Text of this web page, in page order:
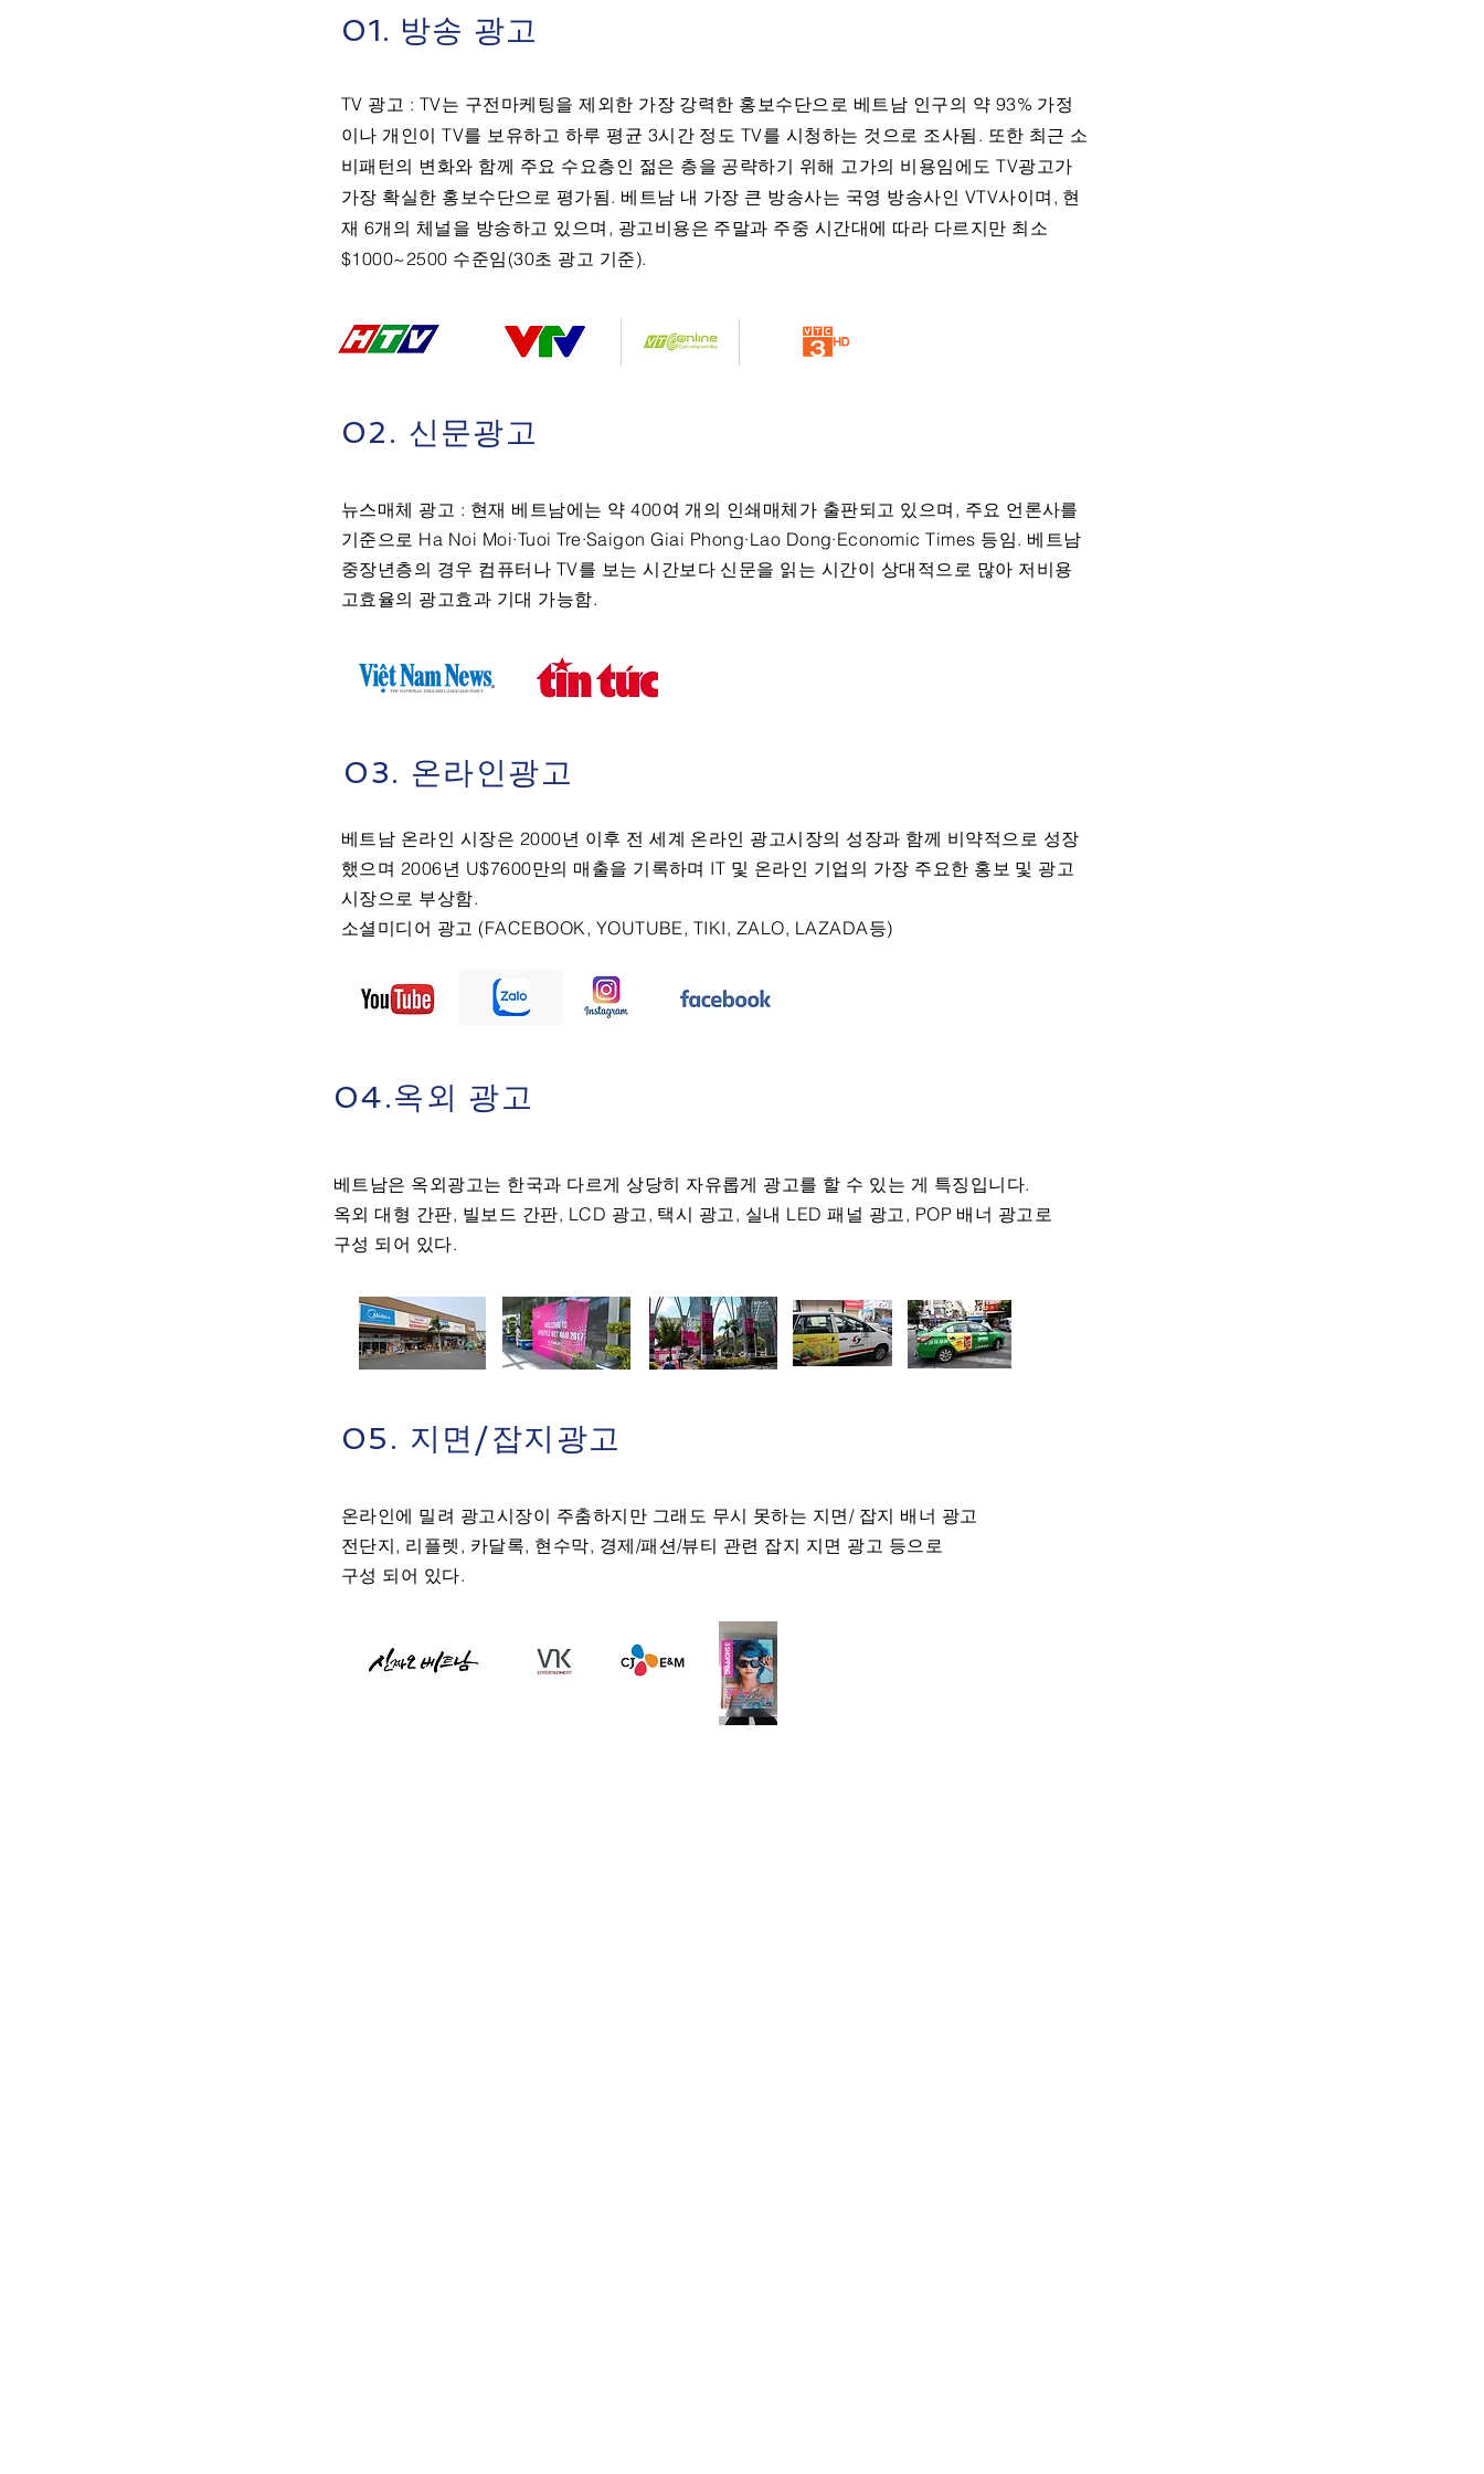
01. 방송 광고
TV 광고 : TV는 구전마케팅을 제외한 가장 강력한 홍보수단으로 베트남 인구의 약 93% 가정
이나 개인이 TV를 보유하고 하루 평균 3시간 정도 TV를 시청하는 것으로 조사됨. 또한 최근 소
비패턴의 변화와 함께 주요 수요층인 젊은 층을 공략하기 위해 고가의 비용임에도 TV광고가
가장 확실한 홍보수단으로 평가됨. 베트남 내 가장 큰 방송사는 국영 방송사인 VTV사이며, 현
재 6개의 체널을 방송하고 있으며, 광고비용은 주말과 주중 시간대에 따라 다르지만 최소
$1000~2500 수준임(30초 광고 기준).
02. 신문광고
뉴스매체 광고 : 현재 베트남에는 약 400여 개의 인쇄매체가 출판되고 있으며, 주요 언론사를
기준으로 Ha Noi Moi·Tuoi Tre·Saigon Giai Phong·Lao Dong·Economic Times 등임. 베트남
중장년층의 경우 컴퓨터나 TV를 보는 시간보다 신문을 읽는 시간이 상대적으로 많아 저비용
고효율의 광고효과 기대 가능함.
03. 온라인광고
베트남 온라인 시장은 2000년 이후 전 세계 온라인 광고시장의 성장과 함께 비약적으로 성장
했으며 2006년 U$7600만의 매출을 기록하며 IT 및 온라인 기업의 가장 주요한 홍보 및 광고
시장으로 부상함.
소셜미디어 광고 (FACEBOOK, YOUTUBE, TIKI, ZALO, LAZADA등)
04.옥외 광고
베트남은 옥외광고는 한국과 다르게 상당히 자유롭게 광고를 할 수 있는 게 특징입니다.
옥외 대형 간판, 빌보드 간판, LCD 광고, 택시 광고, 실내 LED 패널 광고, POP 배너 광고로
​구성 되어 있다.
05. 지면/잡지광고
온라인에 밀려 광고시장이 주춤하지만 그래도 무시 못하는 지면/ 잡지 배너 광고
전단지, 리플렛, 카달록, 현수막, 경제/패션/뷰티 관련 잡지 지면 광고 등으로
구성 되어 있다.